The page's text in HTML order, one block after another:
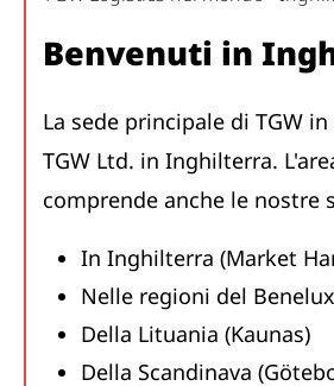
Benvenuti in
La sede principale di TGW
TGW Ltd. in Inghilterra.
comprende anche le nostre
In Inghilterra (Market
Nelle regioni del
Della Lituania (Kaunas)
Della Scandinava